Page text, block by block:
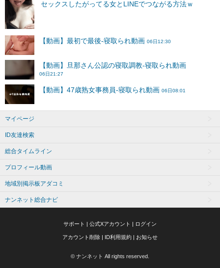
マイページ
ID友達検索
総合タイムライン
プロフィール動画
地域別掲示板アダコミ
ナンネット総合ナビ
サポート | 公式Xアカウント | ログイン
アカウント削除 | ID利用規約 | お知らせ
© ナンネット All rights reserved.